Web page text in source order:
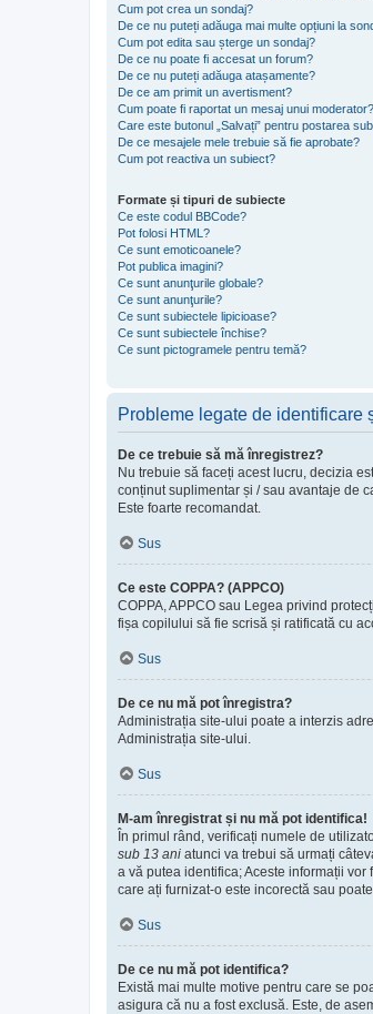
Cum pot crea un sondaj?
De ce nu puteți adăuga mai multe opțiuni la
Cum pot edita sau șterge un sondaj?
De ce nu poate fi accesat un forum?
De ce nu puteți adăuga atașamente?
De ce am primit un avertisment?
Cum poate fi raportat un mesaj unui moderator?
Care este butonul „Salvați” pentru postarea
De ce mesajele mele trebuie să fie aprobate?
Cum pot reactiva un subiect?
Formate și tipuri de subiecte
Ce este codul BBCode?
Pot folosi HTML?
Ce sunt emoticoanele?
Pot publica imagini?
Ce sunt anunţurile globale?
Ce sunt anunţurile?
Ce sunt subiectele lipicioase?
Ce sunt subiectele închise?
Ce sunt pictogramele pentru temă?
Probleme legate de identificare
De ce trebuie să mă înregistrez?
Nu trebuie să faceți acest lucru, decizia
conținut suplimentar și / sau avantaje de
Este foarte recomandat.
Sus
Ce este COPPA? (APPCO)
COPPA, APPCO sau Legea privind
fișa copilului să fie scrisă și ratificată cu
Sus
De ce nu mă pot înregistra?
Administrația site-ului poate a interzis
Administrația site-ului.
Sus
M-am înregistrat și nu mă pot identifica!
În primul rând, verificați numele de
sub 13 ani atunci va trebui să urmați
a vă putea identifica; Aceste informații
care ați furnizat-o este incorectă sau
Sus
De ce nu mă pot identifica?
Există mai multe motive pentru care se
asigura că nu a fost exclusă. Este, de